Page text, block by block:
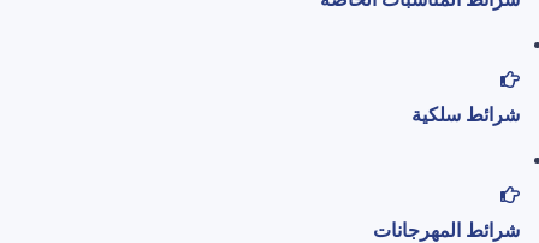
شرائط سلكية
شرائط المهرجانات